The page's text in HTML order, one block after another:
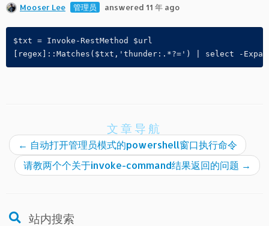
Mooser Lee 管理员 answered 11 年 ago
$txt = Invoke-RestMethod $url
[regex]::Matches($txt,'thunder:.*?=') | select -
文章导航
← 自动打开管理员模式的powershell窗口执行命令
请教两个个关于invoke-command结果返回的问题 →
站内搜索